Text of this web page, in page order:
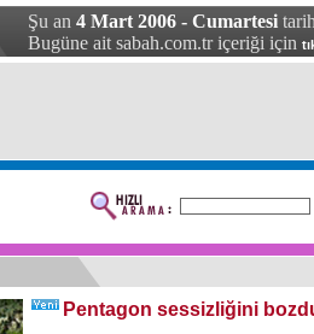
Şu an 4 Mart 2006 - Cumartesi
Bugüne ait sabah.com.tr içeriği için
Pentagon sessizliğini